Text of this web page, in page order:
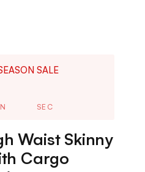
SALE
SEC
Waist Skinny
Cargo